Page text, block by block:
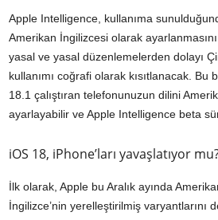
Apple Intelligence, kullanıma
Amerikan İngilizcesi olarak
yasal ve yasal düzenlemelerden dolayı
kullanımı coğrafi olarak kısıtlanacak. Bu
18.1 çalıştıran telefonunuzun dilini
ayarlayabilir ve Apple Intelligence beta
iOS 18, iPhone’ları yavaşlatıyor
İlk olarak, Apple bu Aralık ayında
İngilizce’nin yerelleştirilmiş varyantlarını